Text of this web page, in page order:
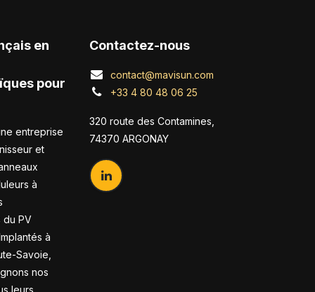
en
pour
entreprise
et
à
du PV
à
Savoie,
nos
Contactez-nous
contact@mavisun.com
+33 4 80 48 06 25
320 route des Contamines,
74370 ARGONAY